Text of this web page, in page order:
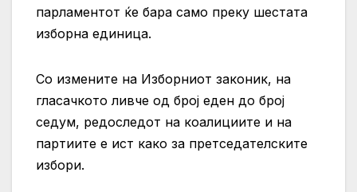
парламентот ќе бара само преку шестата
изборна единица.
Со измените на Изборниот законик, на
гласачкото ливче од број еден до број
седум, редоследот на коалициите и на
партиите е ист како за претседателските
избори.